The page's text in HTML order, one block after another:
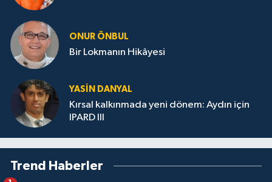
ONUR ÖNBUL
Bir Lokmanın Hikâyesi
YASIN DANYAL
Kırsal kalkınmada yeni dönem: Aydın için
IPARD III
Trend Haberler